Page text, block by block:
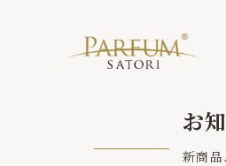
お
新商品